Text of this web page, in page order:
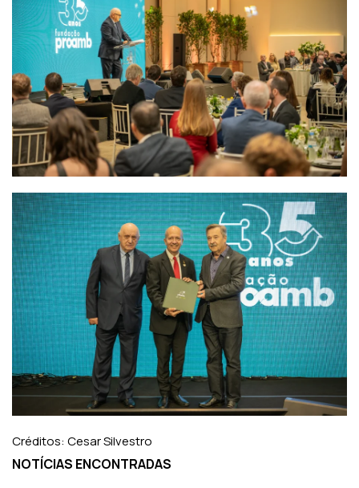
Créditos: Cesar Silvestro
NOTÍCIAS ENCONTRADAS